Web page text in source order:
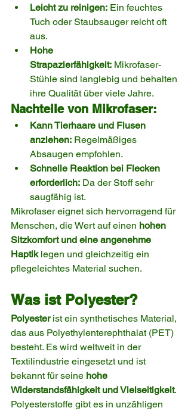
Leicht zu reinigen: Ein feuchtes
Tuch oder Staubsauger reicht oft
aus.
Hohe
Strapazierfähigkeit: Mikrofaser-
Stühle sind langlebig und behalten
ihre Qualität über viele Jahre.
Nachteile von Mikrofaser:
Kann Tierhaare und Flusen
anziehen: Regelmäßiges
Absaugen empfohlen.
Schnelle Reaktion bei Flecken
erforderlich: Da der Stoff sehr
saugfähig ist.
Mikrofaser eignet sich hervorragend für
Menschen, die Wert auf einen hohen
Sitzkomfort und eine angenehme
Haptik legen und gleichzeitig ein
pflegeleichtes Material suchen.
Was ist Polyester?
Polyester ist ein synthetisches Material,
das aus Polyethylenterephthalat (PET)
besteht. Es wird weltweit in der
Textilindustrie eingesetzt und ist
bekannt für seine hohe
Widerstandsfähigkeit und Vielseitigkeit.
Polyesterstoffe gibt es in unzähligen